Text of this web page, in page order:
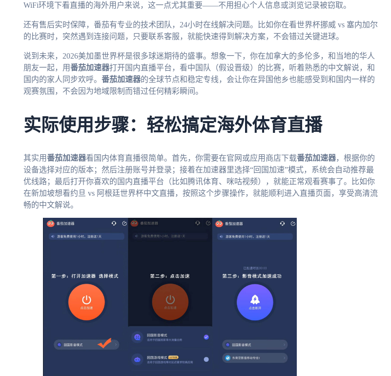
WiFi环境下看直播的海外用户来说，这一点尤其重要——不用担心个人信息或浏览记录被窃取。
还有售后实时保障，番茄有专业的技术团队，24小时在线解决问题。比如你在看世界杯挪威 vs 塞内加尔
的比赛时，突然遇到连接问题，只要联系客服，就能快速得到解决方案，不会错过关键进球。
说到未来，2026美加墨世界杯是很多球迷期待的盛事。想象一下，你在加拿大的多伦多，和当地的华人
朋友一起，用番茄加速器打开国内直播平台，看中国队（假设晋级）的比赛，听着熟悉的中文解说，和
国内的家人同步欢呼。 番茄加速器的全球节点和稳定专线，会让你在异国他乡也能感受到和国内一样的
观赛氛围，不会因为地域限制而错过任何精彩瞬间。
实际使用步骤：轻松搞定海外体育直播
其实用番茄加速器看国内体育直播很简单。首先，你需要在官网或应用商店下载番茄加速器，根据你的
设备选择对应的版本；然后注册账号并登录；接着在加速器里选择“回国加速”模式，系统会自动推荐最
优线路；最后打开你喜欢的国内直播平台（比如腾讯体育、咪咕视频），就能正常观看赛事了。比如你
在新加坡想看约旦 vs 阿根廷世界杯中文直播，按照这个步骤操作，就能顺利进入直播页面，享受高清流
畅的中文解说。